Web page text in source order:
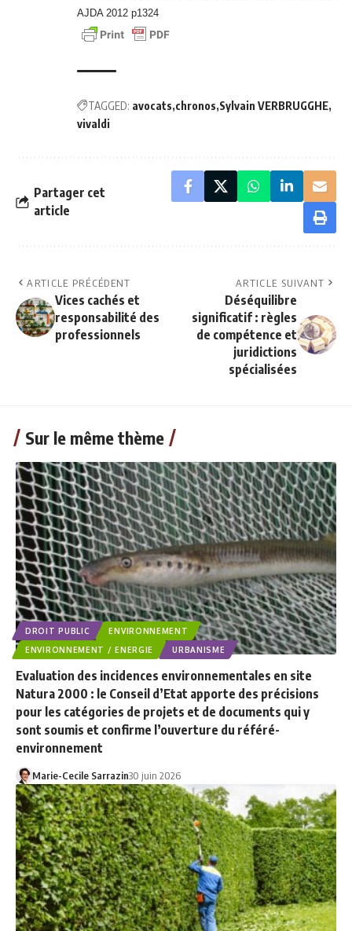
AJDA 2012 p1324
TAGGED: avocats chronos Sylvain VERBRUGGHE
vivaldi
Partager cet
article
ARTICLE PRÉCÉDENT
Vices cachés et
responsabilité des
professionnels
ARTICLE SUIVANT
Déséquilibre
significatif : règles
de compétence et
juridictions
spécialisées
Sur le même thème
DROIT PUBLIC
ENVIRONNEMENT
ENVIRONNEMENT / ENERGIE
URBANISME
Evaluation des incidences environnementales en site
Natura 2000 : le Conseil d’Etat apporte des précisions
pour les catégories de projets et de documents qui y
sont soumis et confirme l’ouverture du référé-
environnement
Marie-Cecile Sarrazin30 juin 2026